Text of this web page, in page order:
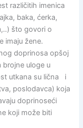
različitih imenica
baka, ćerka,
što govori o
imaju žene.
doprinosa opšoj
uloge u
utkana su lična i
poslodavca) koja
doprinoseći
koji može biti